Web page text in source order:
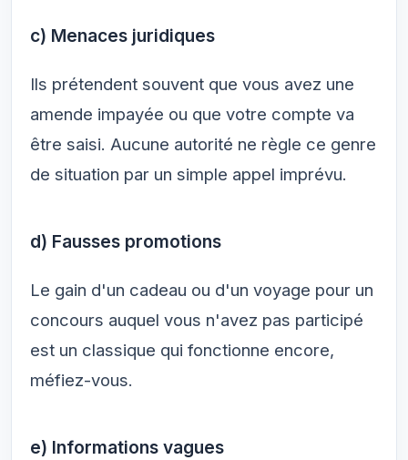
c) Menaces juridiques
Ils prétendent souvent que vous avez une
amende impayée ou que votre compte va
être saisi. Aucune autorité ne règle ce genre
de situation par un simple appel imprévu.
d) Fausses promotions
Le gain d'un cadeau ou d'un voyage pour un
concours auquel vous n'avez pas participé
est un classique qui fonctionne encore,
méfiez-vous.
e) Informations vagues